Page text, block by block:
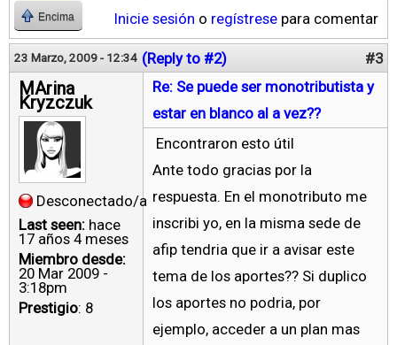
Encima Inicie sesión o regístrese para comentar
23 Marzo, 2009 - 12:34 (Reply to #2) #3
MArina
Kryzczuk
Desconectado/a
Last seen: hace
17 años 4 meses
Miembro desde:
20 Mar 2009 -
3:18pm
Prestigio: 8
Re: Se puede ser monotributista y
estar en blanco al a vez??
Encontraron esto útil
Ante todo gracias por la
respuesta. En el monotributo me
inscribi yo, en la misma sede de
afip tendria que ir a avisar este
tema de los aportes?? Si duplico
los aportes no podria, por
ejemplo, acceder a un plan mas